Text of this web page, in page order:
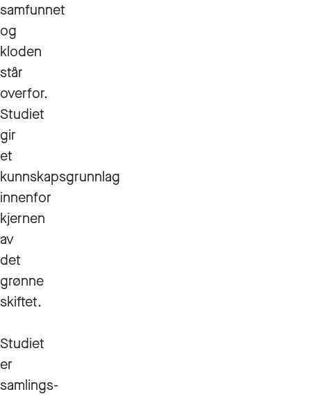
samfunnet
og
kloden
står
overfor.
Studiet
gir
et
kunnskapsgrunnlag
innenfor
kjernen
av
det
grønne
skiftet.
Studiet
er
samlings-